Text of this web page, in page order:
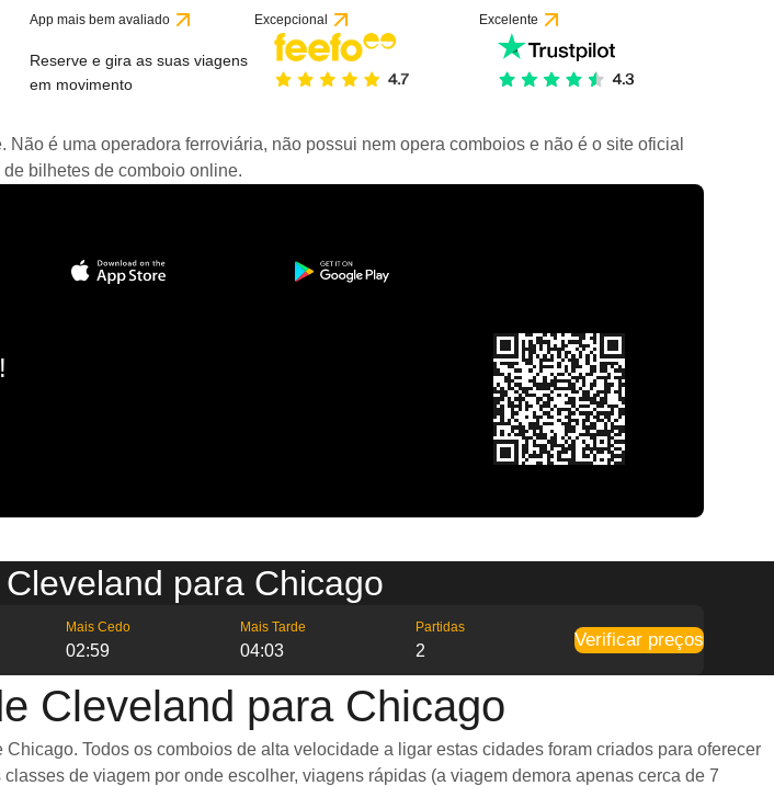
App mais bem avaliado
Reserve e gira as suas viagens
em movimento
Excepcional Excelente
é uma operadora ferroviária, não possui nem opera comboios e não é o site oficial
bilhetes de comboio online.
para Chicago
Mais Cedo
02:59
Mais Tarde
04:03
Partidas
2
Verificar preços
Cleveland para Chicago
Todos os comboios de alta velocidade a ligar estas cidades foram criados para oferecer
de viagem por onde escolher, viagens rápidas (a viagem demora apenas cerca de 7